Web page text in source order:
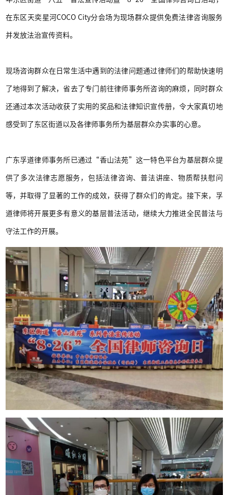
在东区天奕星河COCO City分会场为现场群众提供免费法律咨询服务
并发放法治宣传资料。
现场咨询群众在日常生活中遇到的法律问题通过律师们的帮助快速明
了地得到了解决，省去了专门前往律师事务所咨询的麻烦，同时群众
还通过本次活动收获了实用的奖品和法律知识宣传册，令大家真切地
感受到了东区街道以及各律师事务所为基层群众办实事的心意。
广东孚道律师事务所已通过“香山法苑”这一特色平台为基层群众提
供了多次法律志愿服务，包括法律咨询、普法讲座、物质帮扶慰问
等，并取得了显著的工作的成效，获得了群众们的肯定。接下来，孚
道律师将开展更多有意义的基层普法活动，继续大力推进全民普法与
守法工作的开展。